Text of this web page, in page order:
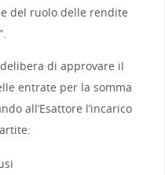
del ruolo delle rendite
di approvare il
entrate per la somma
all’Esattore l’incarico